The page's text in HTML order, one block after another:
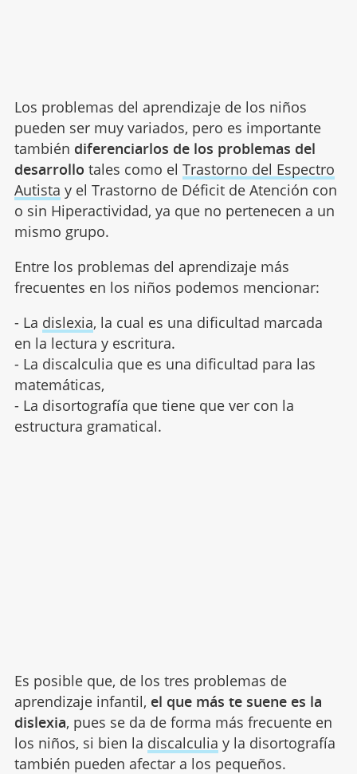
Los problemas del aprendizaje de los niños
pueden ser muy variados, pero es importante
también diferenciarlos de los problemas del
desarrollo tales como el Trastorno del Espectro
Autista y el Trastorno de Déficit de Atención con
o sin Hiperactividad, ya que no pertenecen a un
mismo grupo.
Entre los problemas del aprendizaje más
frecuentes en los niños podemos mencionar:
- La dislexia, la cual es una dificultad marcada
en la lectura y escritura.
- La discalculia que es una dificultad para las
matemáticas,
- La disortografía que tiene que ver con la
estructura gramatical.
Es posible que, de los tres problemas de
aprendizaje infantil, el que más te suene es la
dislexia, pues se da de forma más frecuente en
los niños, si bien la discalculia y la disortografía
también pueden afectar a los pequeños.